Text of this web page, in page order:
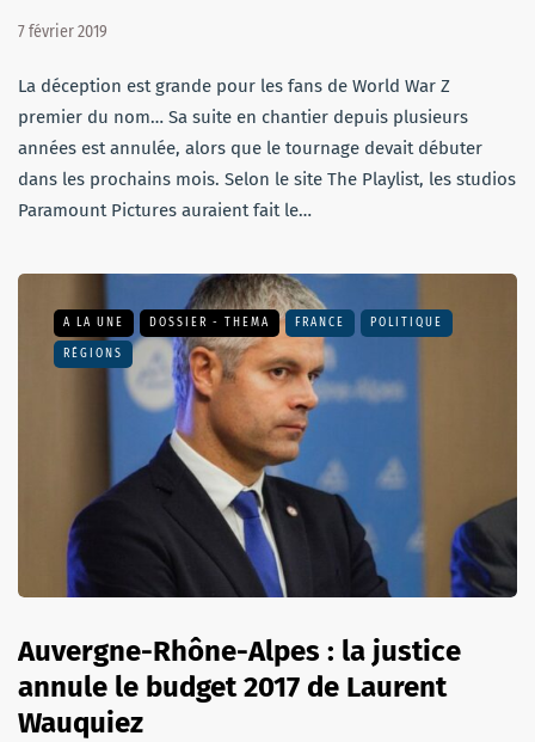
7 février 2019
La déception est grande pour les fans de World War Z
premier du nom… Sa suite en chantier depuis plusieurs
années est annulée, alors que le tournage devait débuter
dans les prochains mois. Selon le site The Playlist, les studios
Paramount Pictures auraient fait le…
A LA UNE DOSSIER - THEMA FRANCE POLITIQUE
RÉGIONS
Auvergne-Rhône-Alpes : la justice
annule le budget 2017 de Laurent
Wauquiez